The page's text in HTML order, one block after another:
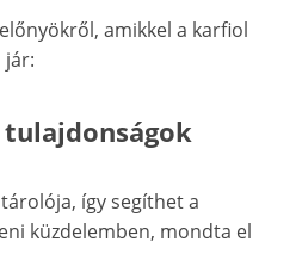
amikkel a karfiol
jár:
tulajdonságok
így segíthet a
küzdelemben, mondta el